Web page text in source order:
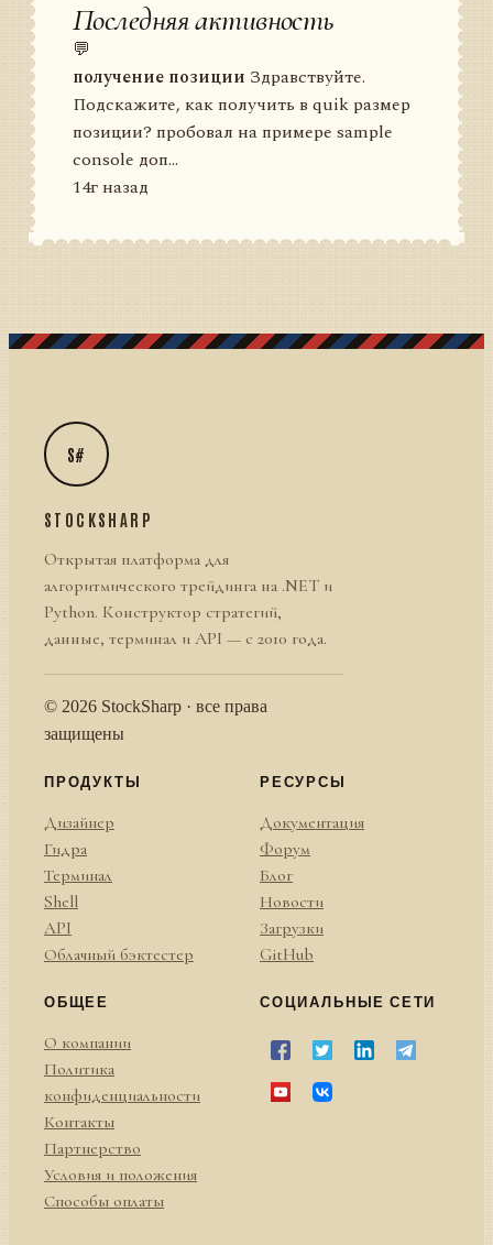
Последняя активность
💬
получение позиции Здравствуйте.
Подскажите, как получить в quik размер
позиции? пробовал на примере sample
console доп...
14г назад
S#
STOCKSHARP
Открытая платформа для
алгоритмического трейдинга на .NET и
Python. Конструктор стратегий,
данные, терминал и API — с 2010 года.
© 2026 StockSharp · все права
защищены
ПРОДУКТЫ
Дизайнер
Гидра
Терминал
Shell
API
Облачный бэктестер
РЕСУРСЫ
Документация
Форум
Блог
Новости
Загрузки
GitHub
ОБЩЕЕ
О компании
Политика
конфиденциальности
Контакты
Партнерство
Условия и положения
Способы оплаты
СОЦИАЛЬНЫЕ СЕТИ